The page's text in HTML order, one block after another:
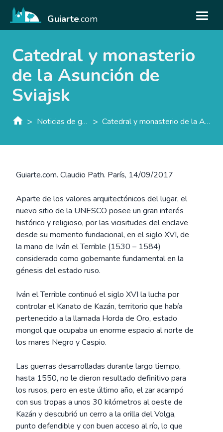
Guiarte.com
Catedral y monasterio
de la Asunción de
Sviajsk
> Noticias de guiarte.con > Catedral y monasterio de la Asunción de Sviajsk
Guiarte.com. Claudio Path. París, 14/09/2017
Aparte de los valores arquitectónicos del lugar, el
nuevo sitio de la UNESCO posee un gran interés
histórico y religioso, por las vicisitudes del enclave
desde su momento fundacional, en el siglo XVI, de
la mano de Iván el Terrible (1530 – 1584)
considerado como gobernante fundamental en la
génesis del estado ruso.
Iván el Terrible continuó el siglo XVI la lucha por
controlar el Kanato de Kazán, territorio que había
pertenecido a la llamada Horda de Oro, estado
mongol que ocupaba un enorme espacio al norte de
los mares Negro y Caspio.
Las guerras desarrolladas durante largo tiempo,
hasta 1550, no le dieron resultado definitivo para
los rusos, pero en este último año, el zar acampó
con sus tropas a unos 30 kilómetros al oeste de
Kazán y descubrió un cerro a la orilla del Volga,
punto defendible y con buen acceso al río, lo que